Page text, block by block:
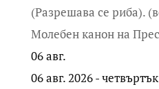
(Разрешава се риба).
Молебен канон на
06авг.
06 авг. 2026 -